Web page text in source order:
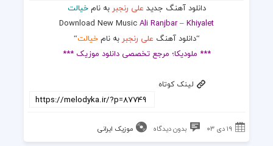
دانلود آهنگ جدید علی رنجبر به نامخیالت
Download New MusicAli Ranjbar–Khiyalet
“دانلود آهنگ علی رنجبر به نامخیالت“
*** ملودیکا؛ مرجع تخصصی دانلود موزیک ***
لینک کوتاه
۱۹ دی ۰۳ بدون دیدگاه موزیک ایرانی